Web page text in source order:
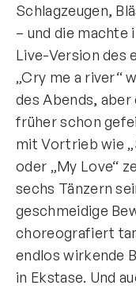
Schlagzeugen,
– und die machte
Live-Version des
„Cry me a river“
des Abends, aber
früher schon
mit Vortrieb wie
oder „My Love“
sechs Tänzern
geschmeidige
choreografiert
endlos wirkende
in Ekstase. Und